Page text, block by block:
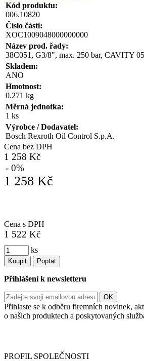
Kód produktu:
006.10820
Číslo části:
XOC1009048000000000
Název prod. řady:
38C051, G3/8", max. 250 bar, CAVITY
Skladem:
ANO
Hmotnost:
0.271 kg
Měrná jednotka:
1 ks
Výrobce / Dodavatel:
Bosch Rexroth Oil Control S.p.A.
Cena bez DPH
1 258 Kč
- 0%
1 258 Kč
Cena s DPH
1 522 Kč
ks
Koupit Poptat
Přihlášení k newsletteru
Přihlaste se k odběru firemních novinek,
o našich produktech a poskytovaných
PROFIL SPOLEČNOSTI